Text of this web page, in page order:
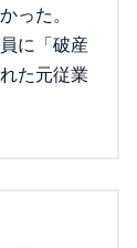
かった。
に「破産
た元従業